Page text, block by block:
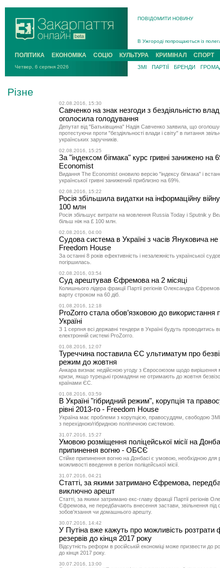
ПОВІДОМИТИ НОВИНУ
В Ужгороді попрощаються із
В Ужгороді 5 серпня
Підтвердили загибель
На війні з рф поліг військовий з
ПОЛІТИКА ЕКОНОМІКА СОЦІО КУЛЬТУРА КРИМІНАЛ СПОРТ
Четвер, 6 серпня 2026 ЗМІ ПАРТІЇ БРЕНДИ
Різне
02.08.2016, 15:30
Савченко на знак незгоди з бездіяльністю
оголосила голодування
Депутат від "Батьківщина" Надія Савченко заявила, що
протестуючи проти "бездіяльності влади і світу" в питання
українських заручників.
02.08.2016, 15:25
За "індексом бігмака" курс гривні занижено на
Economist
Видання The Economist оновило версію "індексу бігмака" і
української гривні занижений приблизно на 69%.
02.08.2016, 15:22
Росія збільшила видатки на інформаційну
100 млн
Росія збільшує витрати на мовлення Russia Today і Sputnik у
більш ніж на £ 100 млн.
02.08.2016, 04:00
Судова система в Україні з часів Януковича не
Freedom House
За останні 8 років ефективність і незалежність української
погіршилась.
02.08.2016, 03:54
Суд арештував Єфремова на 2 місяці
Колишнього лідера фракції Партії регіонів Олександра
варту строком на 60 діб.
01.08.2016, 12:18
ProZorro стала обов’язковою до використання
Україні
З 1 серпня всі державні тендери в Україні будуть проводитись
електронній системі ProZorro.
01.08.2016, 12:07
Туреччина поставила ЄС ультиматум про
режим до жовтня
Анкара визнає недійсною угоду з Євросоюзом щодо вирішення
кризи, якщо турецькі громадяни не отримають до жовтня
країнами ЄС.
01.08.2016, 03:59
В Україні "гібридний режим", корупція та
рівні 2013-го - Freedom House
Україна має проблеми з корупцією, правосуддям, свободою
з перехідною/гібридною політичною системою.
31.07.2016, 15:27
Умовою розміщення поліцейської місії на
припинення вогню - ОБСЄ
Стійке припинення вогню на Донбасі є умовою, необхідною для
можливості введення в регіон поліцейської місії.
31.07.2016, 04:21
Статті, за якими затримано Єфремова,
виключно арешт
Статті, за якими затримано екс-главу фракції Партії регіонів
Єфремова, не передбачають внесення застави, звільнення під
зобов'язання чи домашнього арешту.
30.07.2016, 14:42
У Путіна вже кажуть про можливість розтрати
резервів до кінця 2017 року
Відсутність реформ в російській економіці може призвести до
до кінця 2017 року.
30.07.2016, 13:00